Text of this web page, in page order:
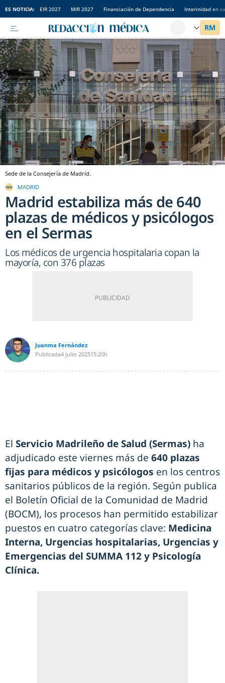
ES NOTICIA: EIR 2027 MIR 2027 Financiación de Dependencia Interinidad en
Sede de la Consejería de Madrid.
MADRID
Madrid estabiliza más de 640
plazas de médicos y psicólogos
en el Sermas
Los médicos de urgencia hospitalaria copan la
mayoría, con 376 plazas
Juanma Fernández
Publicada4 julio 202515:20h
El Servicio Madrileño de Salud (Sermas) ha
adjudicado este viernes más de 640 plazas
fijas para médicos y psicólogos en los centros
sanitarios públicos de la región. Según publica
el Boletín Oficial de la Comunidad de Madrid
(BOCM), los procesos han permitido estabilizar
puestos en cuatro categorías clave: Medicina
Interna, Urgencias hospitalarias, Urgencias y
Emergencias del SUMMA 112 y Psicología
Clínica.